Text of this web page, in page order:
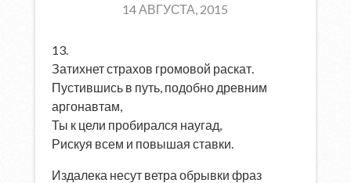
14 АВГУСТА, 2015
13.
Затихнет страхов громовой раскат.
Пустившись в путь, подобно древним
аргонавтам,
Ты к цели пробирался наугад,
Рискуя всем и повышая ставки.
Издалека несут ветра обрывки фраз